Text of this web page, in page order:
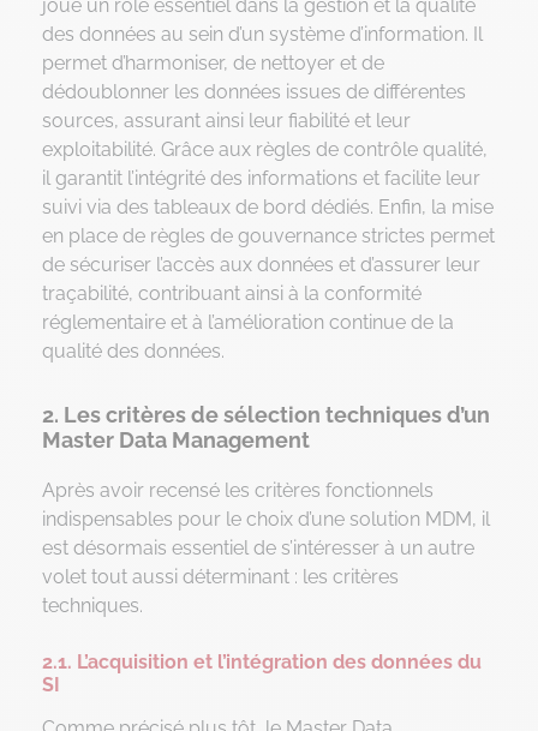
joue un rôle essentiel dans la gestion et la qualité
des données au sein d’un système d’information. Il
permet d’harmoniser, de nettoyer et de
dédoublonner les données issues de différentes
sources, assurant ainsi leur fiabilité et leur
exploitabilité. Grâce aux règles de contrôle qualité,
il garantit l’intégrité des informations et facilite leur
suivi via des tableaux de bord dédiés. Enfin, la mise
en place de règles de gouvernance strictes permet
de sécuriser l’accès aux données et d’assurer leur
traçabilité, contribuant ainsi à la conformité
réglementaire et à l’amélioration continue de la
qualité des données.
2. Les critères de sélection techniques d’un
Master Data Management
Après avoir recensé les critères fonctionnels
indispensables pour le choix d’une solution MDM, il
est désormais essentiel de s’intéresser à un autre
volet tout aussi déterminant : les critères
techniques.
2.1. L’acquisition et l’intégration des données du
SI